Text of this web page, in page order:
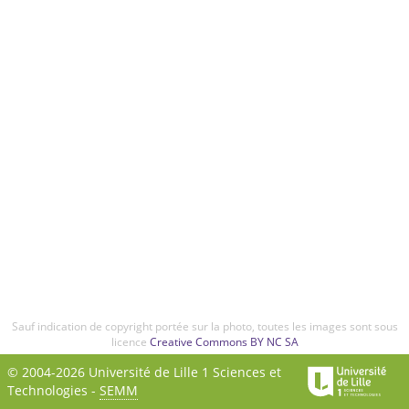
Sauf indication de copyright portée sur la photo, toutes les images sont sous
licence Creative Commons BY NC SA
© 2004-2026 Université de Lille 1 Sciences et
Technologies - SEMM